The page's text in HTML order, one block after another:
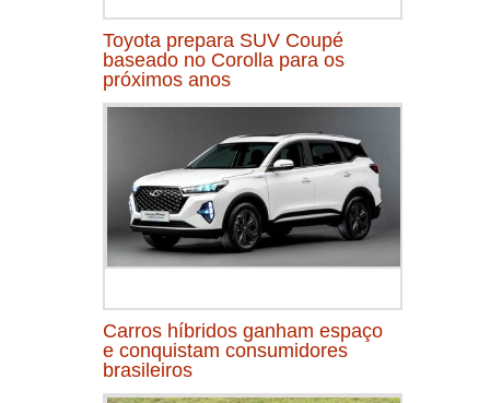
Toyota prepara SUV Coupé
baseado no Corolla para os
próximos anos
Carros híbridos ganham espaço
e conquistam consumidores
brasileiros